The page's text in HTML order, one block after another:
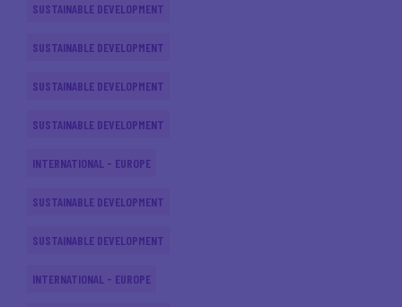
SUSTAINABLE DEVELOPMENT
SUSTAINABLE DEVELOPMENT
SUSTAINABLE DEVELOPMENT
SUSTAINABLE DEVELOPMENT
INTERNATIONAL - EUROPE
SUSTAINABLE DEVELOPMENT
SUSTAINABLE DEVELOPMENT
INTERNATIONAL - EUROPE